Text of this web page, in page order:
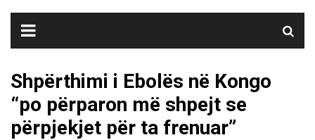
Shpërthimi i Ebolës në Kongo
“po përparon më shpejt se
përpjekjet për ta frenuar”